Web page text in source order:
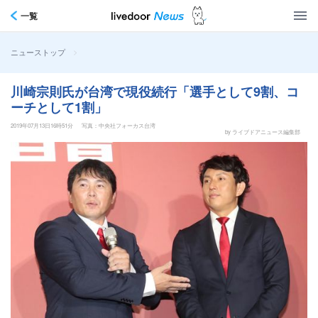
一覧
ニューストップ >
川崎宗則氏が台湾で現役続行「選手として9割、コ
ーチとして1割」
2019年07月13日16時51分
写真：中央社フォーカス台湾
by ライブドアニュース編集部